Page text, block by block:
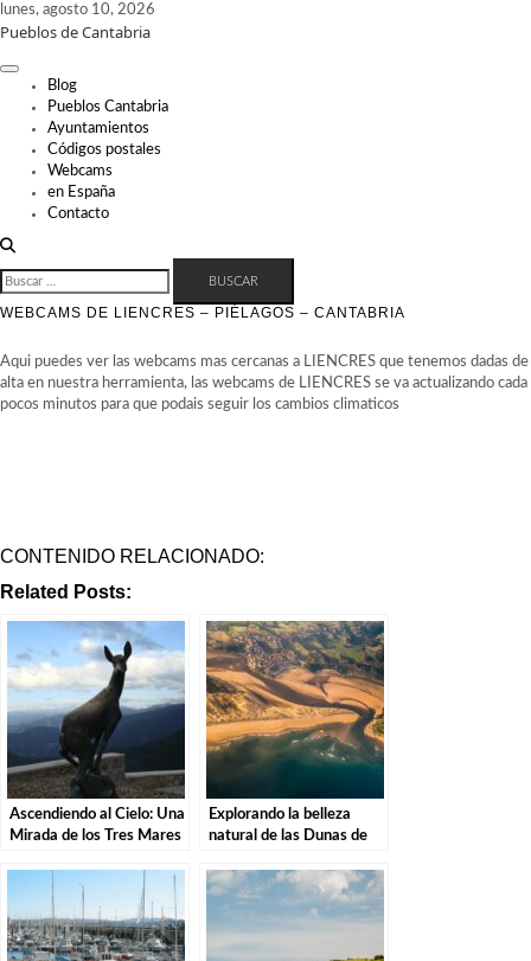
Skip
to
lunes, agosto 10, 2026
Pueblos de Cantabria
Blog
Pueblos Cantabria
Ayuntamientos
Códigos postales
Webcams
en España
Contacto
BUSCAR:
WEBCAMS DE LIENCRES – PIÉLAGOS – CANTABRIA
Aqui puedes ver las webcams mas cercanas a LIENCRES que tenemos dadas de
alta en nuestra herramienta, las webcams de LIENCRES se va actualizando cada
pocos minutos para que podais seguir los cambios climaticos
CONTENIDO RELACIONADO:
Related Posts:
Ascendiendo al Cielo: Una
Mirada de los Tres Mares
Explorando la belleza
natural de las Dunas de